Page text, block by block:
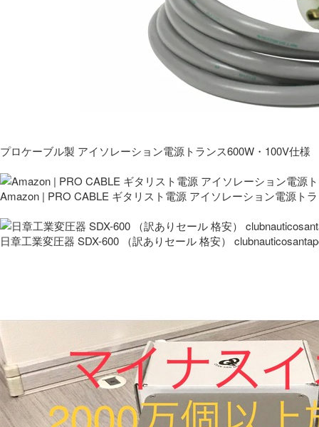
プロケーブル製 アイソレーション電源トランス600W・100V仕様
Amazon | PRO CABLE ギタリスト電源 アイソレーション電源ト
日章工業変圧器 SDX-600 （訳ありセール 格安）